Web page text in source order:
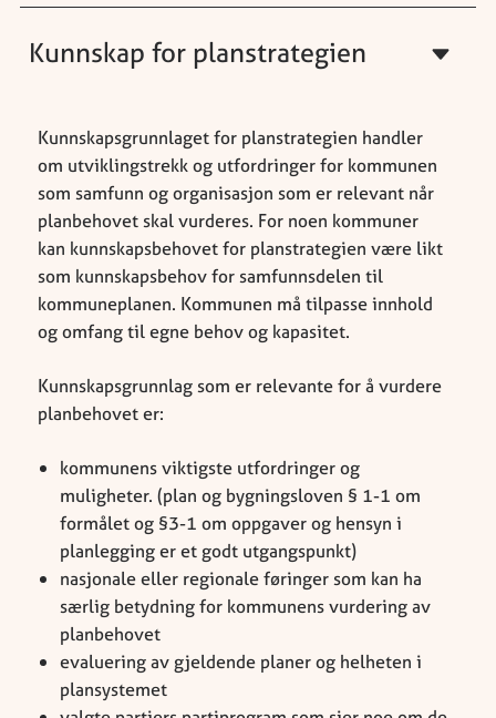
Kunnskap for planstrategien
Kunnskapsgrunnlaget for planstrategien handler
om utviklingstrekk og utfordringer for kommunen
som samfunn og organisasjon som er relevant når
planbehovet skal vurderes. For noen kommuner
kan kunnskapsbehovet for planstrategien være likt
som kunnskapsbehov for samfunnsdelen til
kommuneplanen. Kommunen må tilpasse innhold
og omfang til egne behov og kapasitet.
Kunnskapsgrunnlag som er relevante for å vurdere
planbehovet er:
kommunens viktigste utfordringer og
muligheter. (plan og bygningsloven § 1-1 om
formålet og §3-1 om oppgaver og hensyn i
planlegging er et godt utgangspunkt)
nasjonale eller regionale føringer som kan ha
særlig betydning for kommunens vurdering av
planbehovet
evaluering av gjeldende planer og helheten i
plansystemet